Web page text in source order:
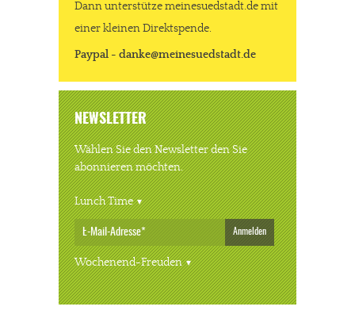
Dann unterstütze meinesuedstadt.de mit
einer kleinen Direktspende.
Paypal - danke@meinesuedstadt.de
NEWSLETTER
Wählen Sie den Newsletter den Sie
abonnieren möchten.
Lunch Time
Anmelden
Wochenend-Freuden